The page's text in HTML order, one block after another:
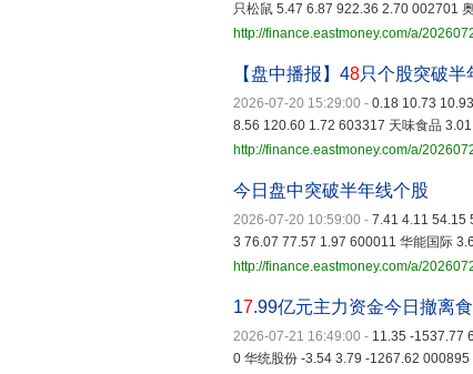
只松鼠 5.47 6.87 922.36 2.70 002701
http://finance.eastmoney.com/a/
【盘中播报】48只个股突破半
2026-07-20 15:29:00 - 0.18 10.73
8.56 120.60 1.72 603317 天味食品
http://finance.eastmoney.com/a/
今日盘中突破半年线个股
2026-07-20 10:59:00 - 7.41 4.11 54.15
3 76.07 77.57 1.97 600011 华能国际
http://finance.eastmoney.com/a/
17.99亿元主力资金今日撤离
2026-07-21 16:49:00 - 11.35 -1537.77
0 华统股份 -3.54 3.79 -1267.62